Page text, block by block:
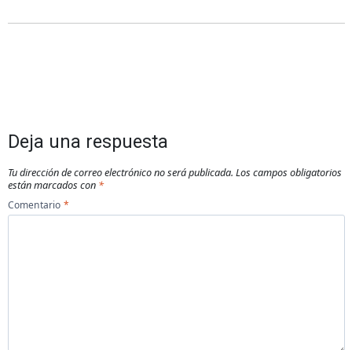
Deja una respuesta
Tu dirección de correo electrónico no será publicada. Los campos obligatorios
están marcados con *
Comentario *